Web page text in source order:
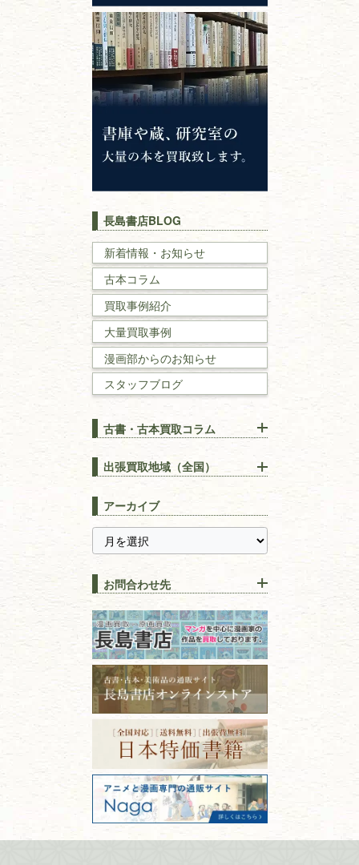
心理学・倫理学
仏教書
神道・神社仏閣
イスラム教
キリスト教
戦記・戦史
国文学・
理工書
数学書・物理学書
建築書
漢方・鍼灸・東洋医学
易学・占い
スピリチュアル・
全集・
趣味・教養
書道
拓本・法帖・碑帖
篆刻・印譜
書道具
美術書・アート本・
デザイン本
カメラ・撮影術
版画・リトグラフ・
長島書店BLOG
新着情報・お知らせ
古本コラム
買取事例紹介
大量買取事例
漫画部からのお知らせ
スタッフブログ
古書・古本買取コラム
りOK！効率的に売る方法
長島書店の便利な買取サービ
ス
【持ち込み買取】店頭で簡単
に古本を売るメリットとは？
古本を高く売る方法！買取で
上手な売り方のコツを解説
古本の保管方法と劣化する原
因！適切な管理で長持ちさせ
るコツ
古本は汚れていると買取でき
ない？適切な保管方法とクリ
ーニング！
ISBNコードとは？書籍の識別
番号の意味と役割を解説
価値ある古書を売るポイント
と注意点
出張買取地域（全国）
千葉県
神奈川県
静岡県
山梨県
新潟県
長野県
愛知県
石川県
福井県
福島県
富山県
青森県
岩手県
宮城県
秋田県
山形県
岐阜県
三重県
滋賀県
京都府
大阪府
兵庫県
奈良県
アーカイブ
お問合わせ先
古本買取専門店 長島書店
〒101-0051
東京都千代田区神田神保町2-5-1
フリーダイヤル：0120-414-548
電話：03-3512-8115
FAX：03-3512-8116
古物商許可：東京都公安委員会 第
301028901712号
古物商名称：有限会社長島書店